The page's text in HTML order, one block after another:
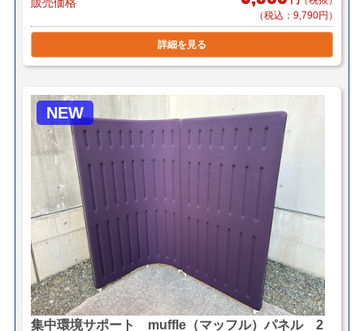
販売価格
（税込：9,790円）
詳細を見る
NEW
集中環境サポート muffle（マッフル）パネル 2